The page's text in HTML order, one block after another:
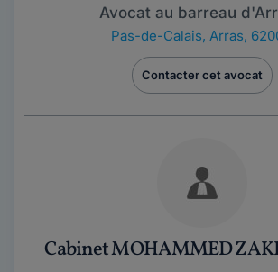
Avocat au barreau
Pas-de-Calais, Arras,
Contacter cet avocat
Cabinet MOHAMMED